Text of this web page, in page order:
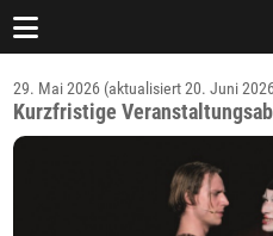
29. Mai 2026 (aktualisiert 20. Juni
Kurzfristige